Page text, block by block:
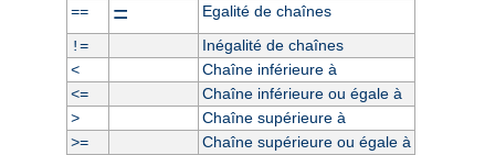
==
=
Egalité de chaînes
!=
Inégalité de chaînes
<
Chaîne inférieure à
<=
Chaîne inférieure ou égale à
>
Chaîne supérieure à
>=
Chaîne supérieure ou égale à